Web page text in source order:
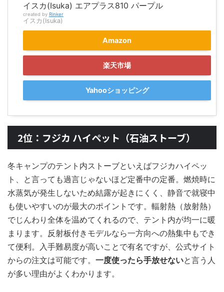
イスカ(Isuka) エアプラス810 パープル
created by Rinker
イスカ(Isuka)
Amazon
楽天市場
Yahooショッピング
2位：フジカ ハイペット（石油ストーブ）
冬キャンプのテント内ストーブといえばフジカハイペッ
ト、と言っても過言じゃないほど定番中の定番。燃焼時に
水蒸気が発生しないため結露が起きにくく、静音で就寝中
も使いやすいのが最大のポイントです。輻射熱（放射熱）
でじんわり全体を温めてくれるので、テント内が均一に暖
まります。反射板付きモデルなら一方向への熱集中もでき
て便利。入手難易度が高いことで有名ですが、公式サイト
からの注文は可能です。 一度使ったら手放せないと言う人
が多い理由がよくわかります。